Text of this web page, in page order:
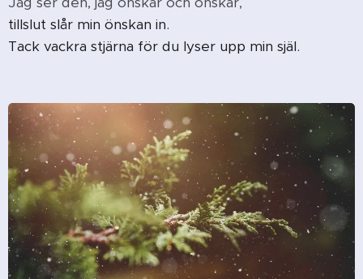
tillslut slår min önskan in.
Tack vackra stjärna för du lyser upp min själ.